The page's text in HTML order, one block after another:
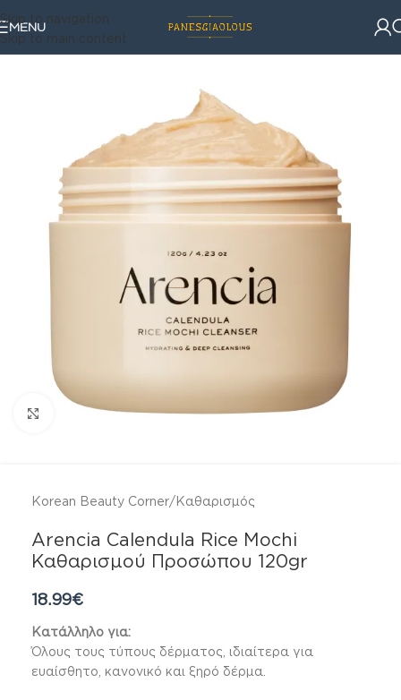
Skip to navigation
Skip to main content
MENU
Click to enlarge
Korean Beauty Corner/Καθαρισμός
Arencia Calendula Rice Mochi
Καθαρισμού Προσώπου 120gr
18.99€
Κατάλληλο για:
Όλους τους τύπους δέρματος, ιδιαίτερα για
ευαίσθητο, κανονικό και ξηρό δέρμα.